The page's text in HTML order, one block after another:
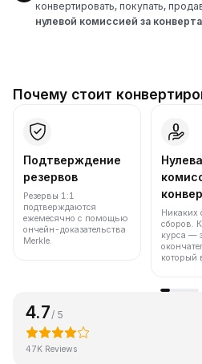
конвертировать, покупать,
нулевой комиссией за
Почему стоит
Подтверждение
резервов
Резервы 1:1
подтверждаются
ежемесячно с помощью
ончейн-доказательства
Merkle.
Никаких
сборов.
курса —
который
4.7 / 5
47K Reviews